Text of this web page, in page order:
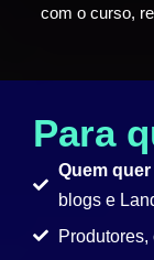
com o curso,
Para
Quem
blogs e